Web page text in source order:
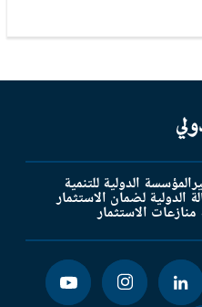
المؤسسة الدولية للتنمية
الدولية لضمان الاستثمار
منازعات الاستثمار